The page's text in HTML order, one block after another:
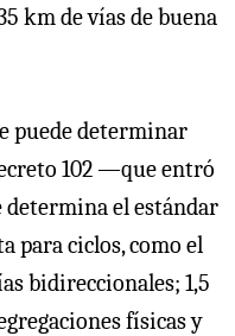
km de vías de buena
puede determinar
102 —que entró
el estándar
para ciclos, como el
bidireccionales; 1,5
físicas y